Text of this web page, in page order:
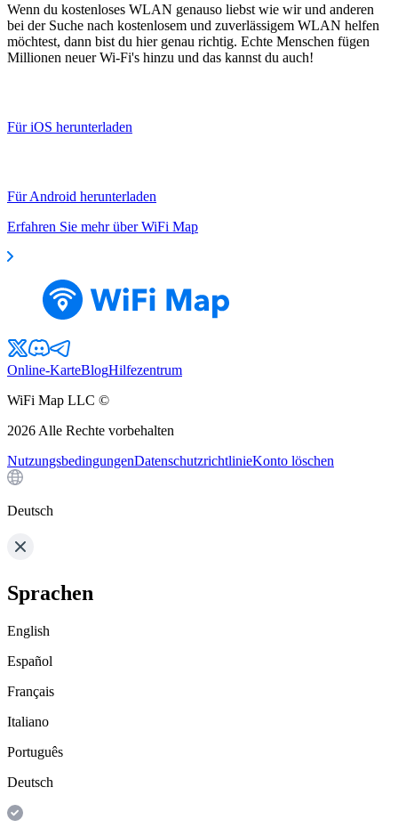
Wenn du kostenloses WLAN genauso liebst wie wir und anderen
bei der Suche nach kostenlosem und zuverlässigem WLAN helfen
möchtest, dann bist du hier genau richtig. Echte Menschen fügen
Millionen neuer Wi-Fi's hinzu und das kannst du auch!
Für iOS herunterladen
Für Android herunterladen
Erfahren Sie mehr über WiFi Map
Online-KarteBlogHilfezentrum
WiFi Map LLC ©
2026 Alle Rechte vorbehalten
NutzungsbedingungenDatenschutzrichtlinieKonto löschen
Deutsch
Sprachen
English
Español
Français
Italiano
Português
Deutsch